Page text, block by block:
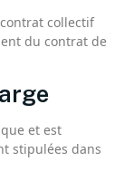
collectif
du contrat de
et est
stipulées dans